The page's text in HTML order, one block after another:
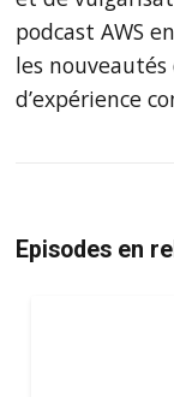
podcast AWS
les
d’expérience
Episodes en